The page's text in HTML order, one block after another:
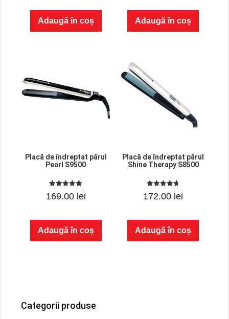
a
fost:
149.00 lei.
Adaugă în coș Adaugă în coș
Placă de îndreptat părul
Pearl S9500
5.00
out of 5
169.00 lei
Adaugă în coș
Placă de îndreptat părul
Shine Therapy S8500
4.75
out of 5
172.00 lei
Adaugă în coș
Categorii produse